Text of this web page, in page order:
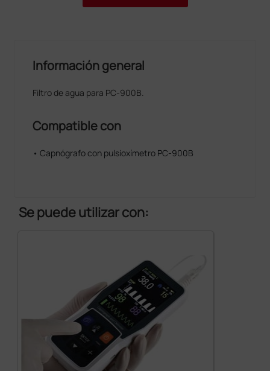
Información general
Filtro de agua para PC-900B.
Compatible con
• Capnógrafo con pulsioxímetro PC-900B
Se puede utilizar con: